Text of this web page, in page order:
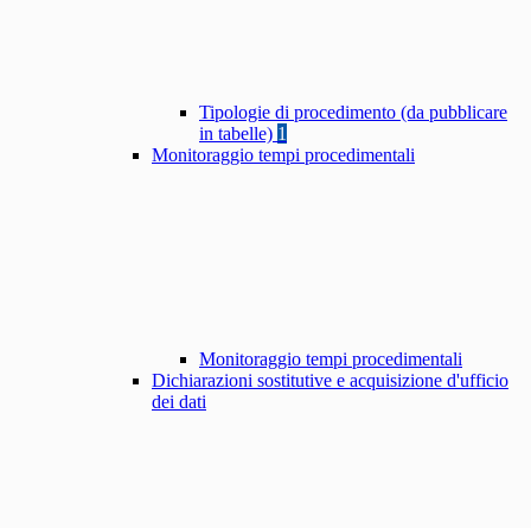
Tipologie di procedimento (da pubblicare
in tabelle) 1
Monitoraggio tempi procedimentali
Monitoraggio tempi procedimentali
Dichiarazioni sostitutive e acquisizione d'ufficio
dei dati